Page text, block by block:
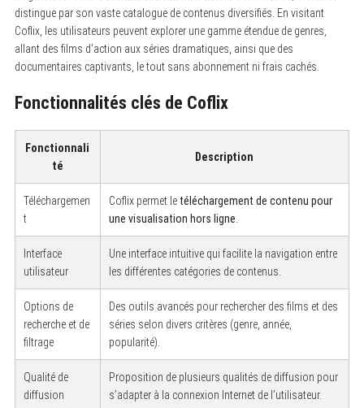
distingue par son vaste catalogue de contenus diversifiés. En visitant
Coflix, les utilisateurs peuvent explorer une gamme étendue de genres,
allant des films d’action aux séries dramatiques, ainsi que des
documentaires captivants, le tout sans abonnement ni frais cachés.
Fonctionnalités clés de Coflix
Fonctionnali
té
Description
Téléchargemen
t
Coflix permet le téléchargement de contenu pour
une visualisation hors ligne
Interface
utilisateur
Une interface intuitive qui facilite la navigation entre
les différentes catégories de contenus.
Options de
recherche et de
filtrage
Des outils avancés pour rechercher des films et des
séries selon divers critères (genre, année,
popularité).
Qualité de
diffusion
Proposition de plusieurs qualités de diffusion pour
s’adapter à la connexion Internet de l’utilisateur.